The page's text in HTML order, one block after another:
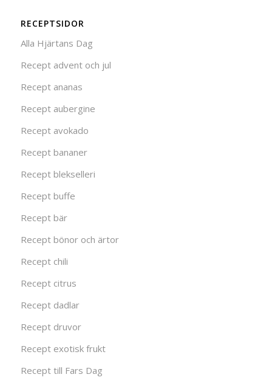
RECEPTSIDOR
Alla Hjärtans Dag
Recept advent och jul
Recept ananas
Recept aubergine
Recept avokado
Recept bananer
Recept blekselleri
Recept buffe
Recept bär
Recept bönor och ärtor
Recept chili
Recept citrus
Recept dadlar
Recept druvor
Recept exotisk frukt
Recept till Fars Dag